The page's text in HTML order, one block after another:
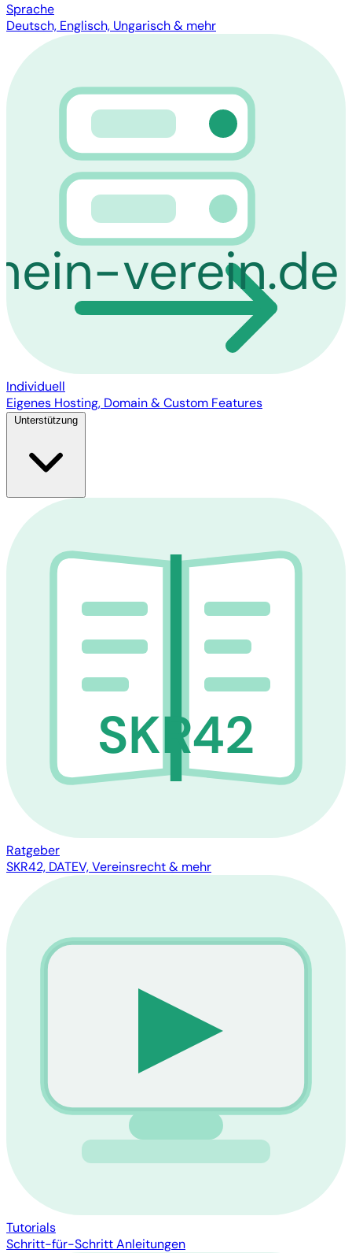
Sprache
Deutsch, Englisch, Ungarisch & mehr
verein.de
Individuell
Eigenes Hosting, Domain & Custom Features
Unterstützung
SKR42
Ratgeber
SKR42, DATEV, Vereinsrecht & mehr
Tutorials
Schritt-für-Schritt Anleitungen